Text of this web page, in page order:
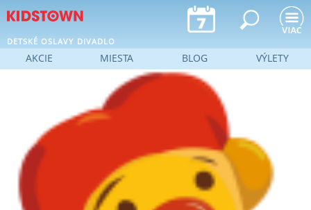
Jump to navigation
DETSKÉ OSLAVY DIVADLO
AKCIE MIESTA BLOG VÝLETY